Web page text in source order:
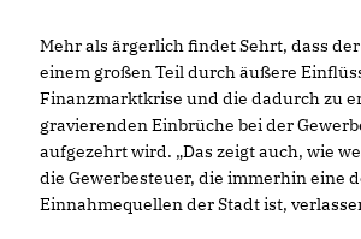
Mehr als ärgerlich findet Sehrt, dass
einem großen Teil durch äußere
Finanzmarktkrise und die dadurch zu
gravierenden Einbrüche bei der
aufgezehrt wird. „Das zeigt auch, wie
die Gewerbesteuer, die immerhin eine
Einnahmequellen der Stadt ist,